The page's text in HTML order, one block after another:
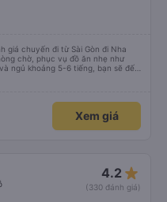
biệt là vì tôi dự định sẽ đi tuyến
giá chuyến đi từ Sài Gòn đi Nha
chờ, phục vụ đồ ăn nhẹ như
ngủ khoảng 5-6 tiếng, bạn sẽ đến
dịch vụ đưa đón miễn phí, tuy
đọc) để được hỗ trợ tìm xe đưa
Grab mời bạn đi xe bên ngoài.
làm theo kiểu cabin với thiết kế
Xem giá
4.2 star_rate
(330 đánh giá)